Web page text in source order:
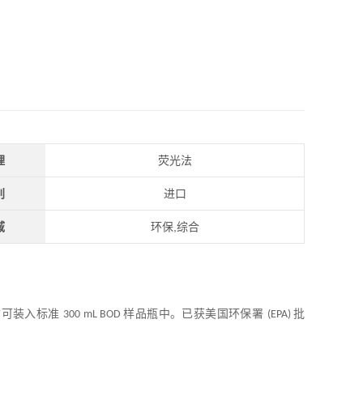
荧光法
进口
环保,综合
装入标准 300 mL BOD样品瓶中。已获美国环保署 (EPA)批